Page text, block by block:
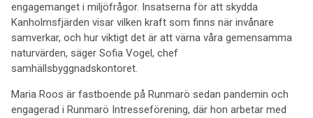
engagemanget i miljöfrågor. Insatserna för att skydda
Kanholmsfjärden visar vilken kraft som finns när invånare
samverkar, och hur viktigt det är att värna våra gemensamma
naturvärden, säger Sofia Vogel, chef
samhällsbyggnadskontoret.
Maria Roos är fastboende på Runmarö sedan pandemin och
engagerad i Runmarö Intresseförening, där hon arbetar med